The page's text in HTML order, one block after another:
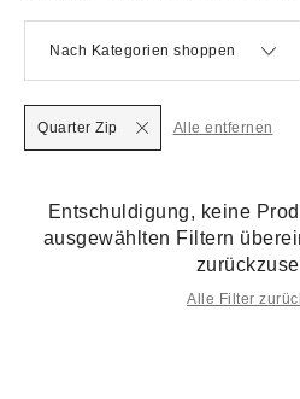
Nach Kategorien shoppen
Quarter Zip Alle entfernen
Entschuldigung, keine
ausgewählten Filtern
Alle Filter